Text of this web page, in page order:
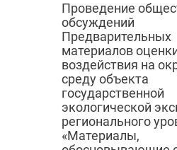
Проведение
обсуждений
Предварительных
материалов
воздействия на
среду объекта
государственной
экологической
регионального
«Материалы,